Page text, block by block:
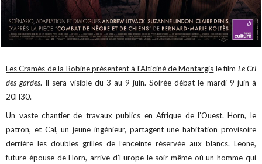
Les Cramés de la Bobine présentent à l'Alticiné de Montargis le film Le Cri
des gardes. Il sera visible du 3 au 9 juin. Soirée débat le mardi 9 juin à
20H30.
Un vaste chantier de travaux publics en Afrique de l’Ouest. Horn, le
patron, et Cal, un jeune ingénieur, partagent une habitation provisoire
derrière les doubles grilles de l’enceinte réservée aux blancs. Leone,
future épouse de Horn, arrive d’Europe le soir même où un homme qui